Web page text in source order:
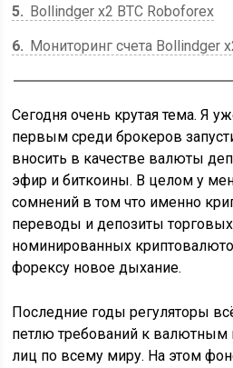
5
Bollindger x2 BTC Roboforex
6
Мониторинг счета Bollindger
Сегодня очень крутая тема. Я
первым среди брокеров
вносить в качестве валюты
эфир и биткоины. В целом у
сомнений в том что именно
переводы и депозиты торговых
номинированных
форексу новое дыхание.
Последние годы регуляторы
петлю требований к валютным
лиц по всему миру. На этом